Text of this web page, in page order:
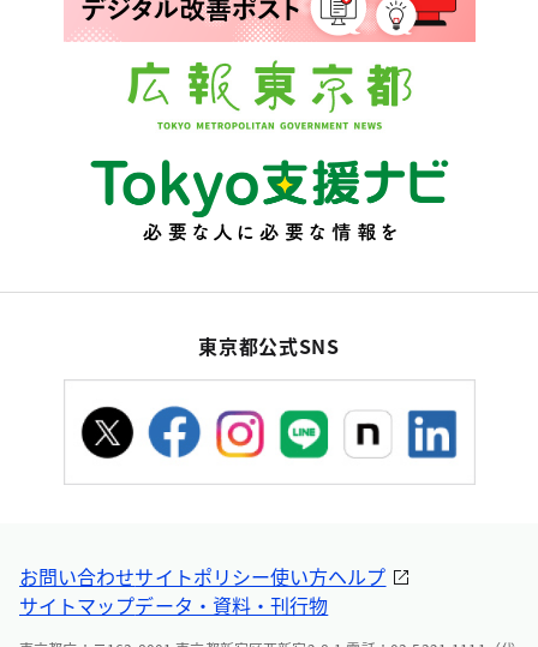
東京都公式SNS
お問い合わせサイトポリシー使い方ヘルプ
サイトマップデータ・資料・刊行物